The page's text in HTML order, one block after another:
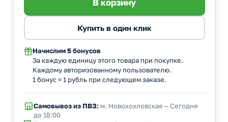
Начислим 5 бонусов
За каждую единицу этого товара при покупке.
Каждому авторизованному пользователю.
1 бонус = 1 рубль при следующем заказе.
Самовывоз из ПВЗ:м. Новохохловская — Сегодня
до 18:00